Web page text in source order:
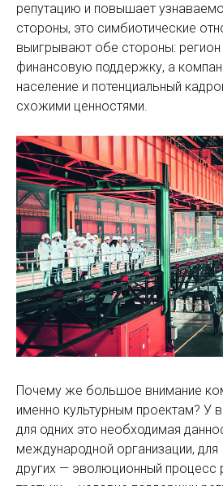
репутацию и повышает
стороны, это симбиотические
выигрывают обе стороны: регион
финансовую поддержку, а
население и потенциальный
схожими ценностями.
Почему же большое внимание
именно культурным проектам? У
для одних это необходимая
международной организации, для
других — эволюционный процесс